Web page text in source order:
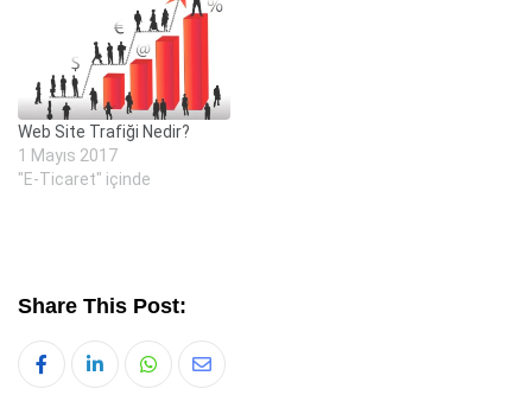
Web Site Trafiği Nedir?
1 Mayıs 2017
"E-Ticaret" içinde
Share This Post:
Whatsapp
Share